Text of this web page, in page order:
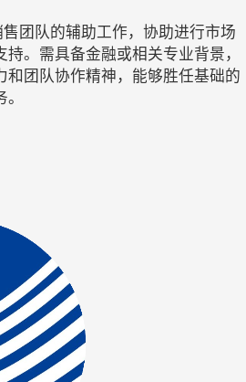
团队的辅助工作，协助进行市场
。需具备金融或相关专业背景，
和团队协作精神，能够胜任基础的